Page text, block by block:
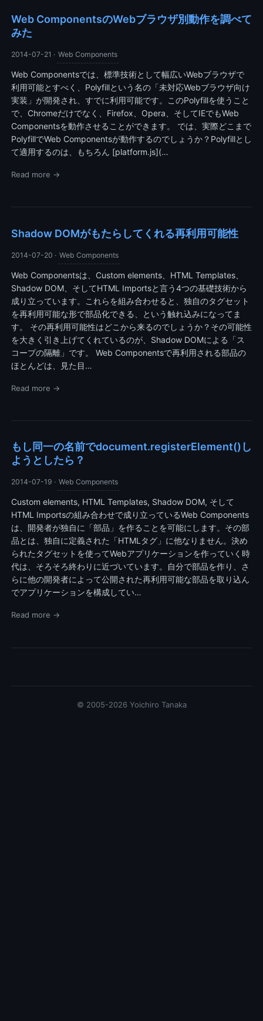
Web ComponentsのWebブラウザ別動作を調べて
みた
2014-07-21 · Web Components
Web Componentsでは、標準技術として幅広いWebブラウザで
利用可能とすべく、Polyfillという名の「未対応Webブラウザ向け
実装」が開発され、すでに利用可能です。このPolyfillを使うこと
で、Chromeだけでなく、Firefox、Opera、そしてIEでもWeb
Componentsを動作させることができます。 では、実際どこまで
PolyfillでWeb Componentsが動作するのでしょうか？Polyfillとし
て適用するのは、もちろん [platform.js](…
Read more →
Shadow DOMがもたらしてくれる再利用可能性
2014-07-20 · Web Components
Web Componentsは、Custom elements、HTML Templates、
Shadow DOM、そしてHTML Importsと言う4つの基礎技術から
成り立っています。これらを組み合わせると、独自のタグセット
を再利用可能な形で部品化できる、という触れ込みになってま
す。 その再利用可能性はどこから来るのでしょうか？その可能性
を大きく引き上げてくれているのが、Shadow DOMによる「ス
コープの隔離」です。 Web Componentsで再利用される部品の
ほとんどは、見た目…
Read more →
もし同一の名前でdocument.registerElement()し
ようとしたら？
2014-07-19 · Web Components
Custom elements, HTML Templates, Shadow DOM, そして
HTML Importsの組み合わせで成り立っているWeb Components
は、開発者が独自に「部品」を作ることを可能にします。その部
品とは、独自に定義された「HTMLタグ」に他なりません。決め
られたタグセットを使ってWebアプリケーションを作っていく時
代は、そろそろ終わりに近づいています。自分で部品を作り、さ
らに他の開発者によって公開された再利用可能な部品を取り込ん
でアプリケーションを構成してい…
Read more →
© 2005-2026 Yoichiro Tanaka